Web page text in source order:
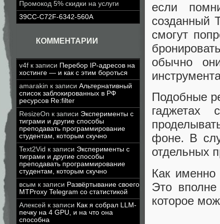
Промокод 5% скидки на услуги
39CC-C72F-6342-560A
КОММЕНТАРИИ
v4f к записи Перебор IP-адресов на
хостинге — и как с этим бороться
amarakin к записи Альтернативный
список заблокированных в РФ
ресурсов Re:filter
ResizeOn к записи Эксперименты с
тиграми и другие способы
преподавать программирование
студентам, которым скучно
Text2Vid к записи Эксперименты с
тиграми и другие способы
преподавать программирование
студентам, которым скучно
всым к записи Развёртывание своего
MTProxy Telegram со статистикой
Алексей к записи Как я собрал LLM-
печку на 4 GPU, и на что она
способна
если
созданный
смогут
обычно
Подобные
гаджетах
фоне. В
отдельных
Как именно
Это
которое